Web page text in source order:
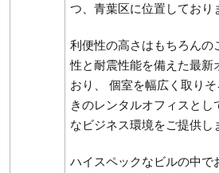
つ、青葉区に位置しており
利便性の高さはもちろんの
性と耐震性能を備えた最新
おり、 個室を幅広く取り
きのレンタルオフィスとし
なビジネス環境をご提供し
ハイスペックなビルの中で